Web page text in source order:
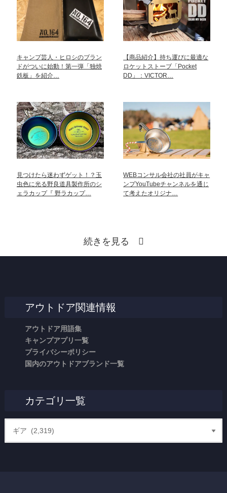
キャンプ芸人・ヒロシのブラン
ドがついに始動！第一弾「独焼
鉄板」を紹介…
【商品紹介】持ち運びに最適な
ロケットストーブ「Pocket
DD」：VICTOR…
見つけたら迷わずゲット！？玉
虫色に光る野良道具製作所のシ
ェラカップ『 野ラカップ…
WEBコンサル会社の社員がキャ
ンプYouTubeチャンネルを通じ
て考えたオリジナ…
続きを見る
アウトドア関連情報
アウトドア用語集
キャンプアプリ一覧
プライバシーポリシー
国内のアウトドアブランド一覧
カテゴリ一覧